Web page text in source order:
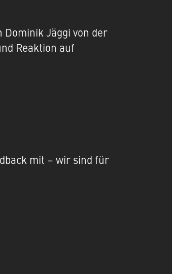
Dominik Jäggi von der
Reaktion auf
mit – wir sind für